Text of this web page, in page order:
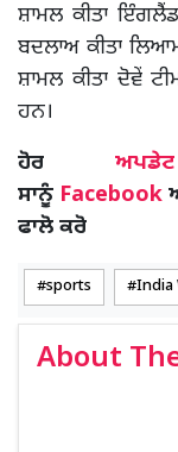
ਸ਼ਾਮਲ ਕੀਤਾ
ਬਦਲਾਅ ਕੀਤਾ
ਸ਼ਾਮਲ ਕੀਤਾ ਦੋਵੇਂ
ਹਨ।
ਹੋਰ ਅਪਡੇਟ
ਸਾਨੂੰ Facebook
ਫਾਲੋ ਕਰੋ
sports India
About